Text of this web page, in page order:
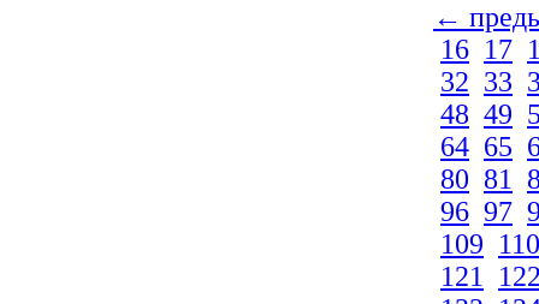
←
16 17
32 33
48 49
64 65
80 81
96 97
109 110
121